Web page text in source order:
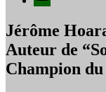
Jérôme
Auteur de
Champion